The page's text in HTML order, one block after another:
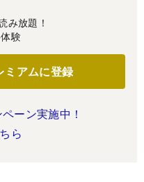
み放題！
験
ミアムに登録
ーン実施中！
ら